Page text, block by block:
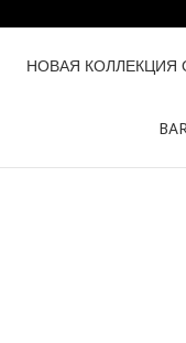
НОВАЯ КОЛЛЕКЦИЯ
ЖЕНЩИНА